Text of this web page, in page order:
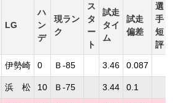
LG
ハ
ン
デ
現ラン
ク
ス
タ
ー
ト
試走
タイ
ム
試走
偏差
選
手
短
評
伊勢崎 0 Ｂ-85 3.46 0.087
浜 松 10 Ｂ-75 3.44 0.1